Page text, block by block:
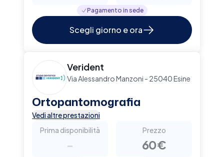
Pagamento in sede
Scegli giorno e ora
Verident
Via Alessandro Manzoni - 25040 Esine
Ortopantomografia
Vedi altre prestazioni
Prima disponibilità
-
Prezzo
60€